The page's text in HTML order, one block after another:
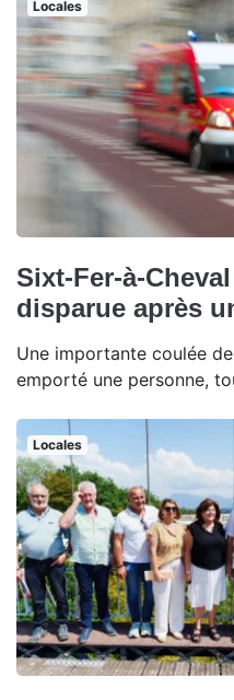
Locales
Sixt-Fer-à-
disparue après
Une importante coulée
emporté une personne,
Locales